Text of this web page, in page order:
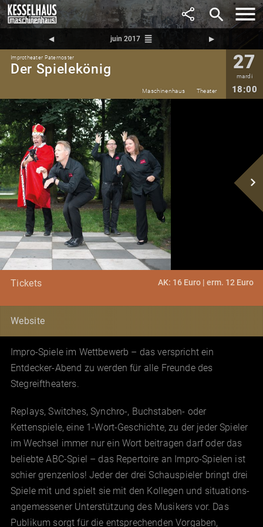
search
◀︎ juin 2017 reorder ▶︎
Improtheater Paternoster
Der Spielekönig 27
mardi
18:00
Maschinenhaus Theater
navigate_next
Tickets AK: 16 Euro | erm. 12 Euro
Website
Impro-Spiele im Wettbewerb – das verspricht ein
Entdecker-Abend zu werden für alle Freunde des
Stegreiftheaters.
Replays, Switches, Synchro-, Buchstaben- oder
Kettenspiele, eine 1-Wort-Geschichte, zu der jeder Spieler
im Wechsel immer nur ein Wort beitragen darf oder das
beliebte ABC-Spiel – das Repertoire an Impro-Spielen ist
schier grenzenlos! Jeder der drei Schauspieler bringt drei
Spiele mit und spielt sie mit den Kollegen und situations-
angemessener Unterstützung des Musikers vor. Das
Publikum sorgt für die entsprechenden Vorgaben,